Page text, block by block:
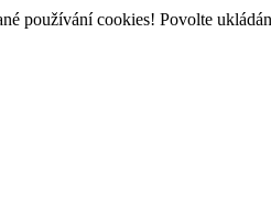
používání cookies! Povolte